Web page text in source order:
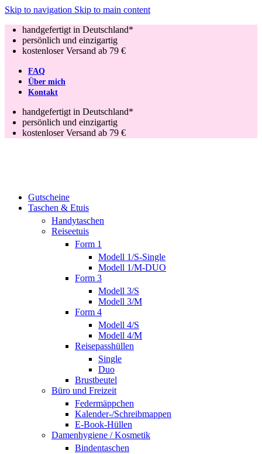
Skip to navigation Skip to main content
handgefertigt in Deutschland*
persönlich und einzigartig
kostenloser Versand ab 79 €
FAQ
Über mich
Kontakt
handgefertigt in Deutschland*
persönlich und einzigartig
kostenloser Versand ab 79 €
Gutscheine
Taschen & Etuis
Handytaschen
Reiseetuis
Form 1
Modell 1/S-Single
Modell 1/M-DUO
Form 3
Modell 3/S
Modell 3/M
Form 4
Modell 4/S
Modell 4/M
Reisepasshüllen
Single
Duo
Brustbeutel
Büro und Freizeit
Federmäppchen
Kalender-/Schreibmappen
E-Book-Hüllen
Damenhygiene / Kosmetik
Bindentaschen